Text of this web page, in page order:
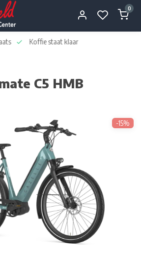
0
Koffie staat klaar
C5 HMB
-15%